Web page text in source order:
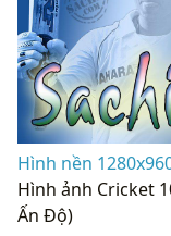
Hình nền
Hình ảnh Cricket
Ấn Độ)